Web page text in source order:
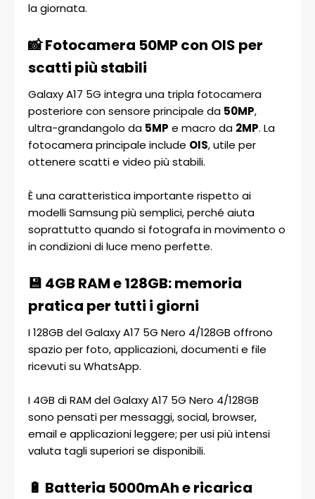
la giornata.
📸 Fotocamera 50MP con OIS per
scatti più stabili
Galaxy A17 5G integra una tripla fotocamera
posteriore con sensore principale da 50MP,
ultra-grandangolo da 5MP e macro da 2MP. La
fotocamera principale include OIS, utile per
ottenere scatti e video più stabili.
È una caratteristica importante rispetto ai
modelli Samsung più semplici, perché aiuta
soprattutto quando si fotografa in movimento o
in condizioni di luce meno perfette.
💾 4GB RAM e 128GB: memoria
pratica per tutti i giorni
I 128GB del Galaxy A17 5G Nero 4/128GB offrono
spazio per foto, applicazioni, documenti e file
ricevuti su WhatsApp.
I 4GB di RAM del Galaxy A17 5G Nero 4/128GB
sono pensati per messaggi, social, browser,
email e applicazioni leggere; per usi più intensi
valuta tagli superiori se disponibili.
🔋 Batteria 5000mAh e ricarica